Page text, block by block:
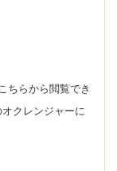
ちらから閲覧でき
クレンジャーに